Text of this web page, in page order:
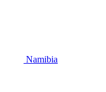
Namibia